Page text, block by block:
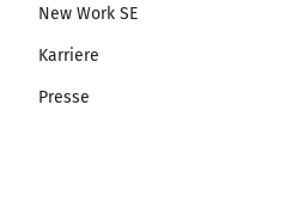
New Work SE
Karriere
Presse